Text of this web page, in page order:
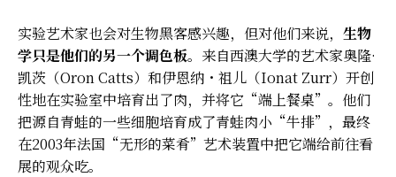
实验艺术家也会对生物黑客感兴趣，但对他们来说， 生物
学只是他们的另一个调色板。来自西澳大学的艺术家奥隆·
凯茨（Oron Catts）和伊恩纳・祖儿（Ionat Zurr）开创
性地在实验室中培育出了肉，并将它“端上餐桌”。他们
把源自青蛙的一些细胞培育成了青蛙肉小“牛排”，最终
在2003年法国“无形的菜肴”艺术装置中把它端给前往看
展的观众吃。